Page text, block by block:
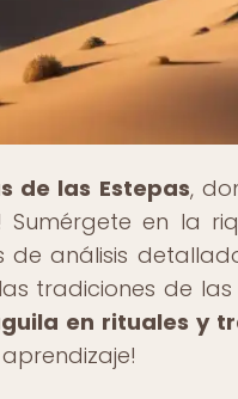
de las Estepas,
Sumérgete en la
de análisis
tradiciones de
en rituales y